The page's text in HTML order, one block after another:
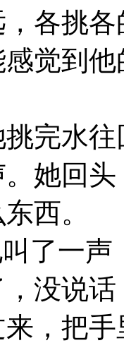
各挑
觉到
水往
。她回
西。
一声
没说话
把手